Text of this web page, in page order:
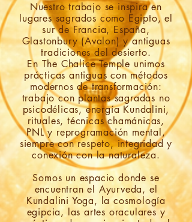
Nuestro trabajo se inspira en
lugares sagrados como Egipto, el
sur de Francia, España,
Glastonbury (Avalon) y antiguas
tradiciones del desierto.
En The Chalice Temple unimos
prácticas antiguas con métodos
modernos de transformación:
trabajo con plantas sagradas no
psicodélicas, energía Kundalini,
rituales, técnicas chamánicas,
PNL y reprogramación mental,
siempre con respeto, integridad y
conexión con la naturaleza.
Somos un espacio donde se
encuentran el Ayurveda, el
Kundalini Yoga, la cosmología
egipcia, las artes oraculares y